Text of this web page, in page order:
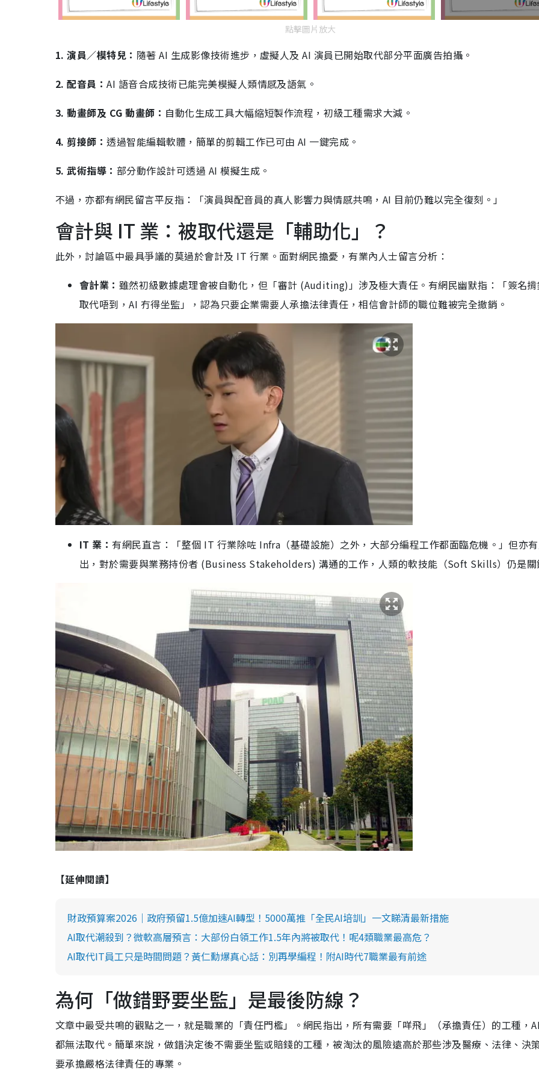
點擊圖片放大
1. 演員／模特兒： 隨著 AI 生成影像技術進步，虛擬人及 AI 演員已開始取代部分平面廣告拍攝。
2. 配音員：AI 語音合成技術已能完美模擬人類情感及語氣。
3. 動畫師及 CG 動畫師： 自動化生成工具大幅縮短製作流程，初級工種需求大減。
4. 剪接師：透過智能編輯軟體，簡單的剪輯工作已可由 AI 一鍵完成。
5. 武術指導： 部分動作設計可透過 AI 模擬生成。
不過，亦都有網民留言平反指：「演員與配音員的真人影響力與情感共鳴，AI 目前仍難以完全復刻。」
會計與 IT 業：被取代還是「輔助化」？
此外，討論區中最具爭議的莫過於會計及 IT 行業。面對網民擔憂，有業內人士留言分析：
會計業： 雖然初級數據處理會被自動化，但「審計 (Auditing)」涉及極大責任。有網民幽默指：「簽名
取代唔到，AI 冇得坐監」，認為只要企業需要人承擔法律責任，相信會計師的職位難被完全撤銷。
IT 業： 有網民直言：「整個 IT 行業除咗 Infra（基礎設施）之外，大部分編程工作都面臨危機。」但亦
出，對於需要與業務持份者 (Business Stakeholders) 溝通的工作，人類的軟技能（Soft Skills）仍是關
【延伸閱讀】
財政預算案2026｜政府預留1.5億加速AI轉型！5000萬推「全民AI培訓」一文睇清最新措施
AI取代潮殺到？微軟高層預言：大部份白領工作1.5年內將被取代！呢4類職業最高危？
AI取代IT員工只是時間問題？黃仁勳爆真心話：別再學編程！附AI時代7職業最有前途
為何「做錯野要坐監」是最後防線？
文章中最受共鳴的觀點之一，就是職業的「責任門檻」。網民指出，所有需要「咩飛」（承擔責任）的工種，
都無法取代。簡單來說，做錯決定後不需要坐監或賠錢的工種，被淘汰的風險遠高於那些涉及醫療、法律、決
要承擔嚴格法律責任的專業。